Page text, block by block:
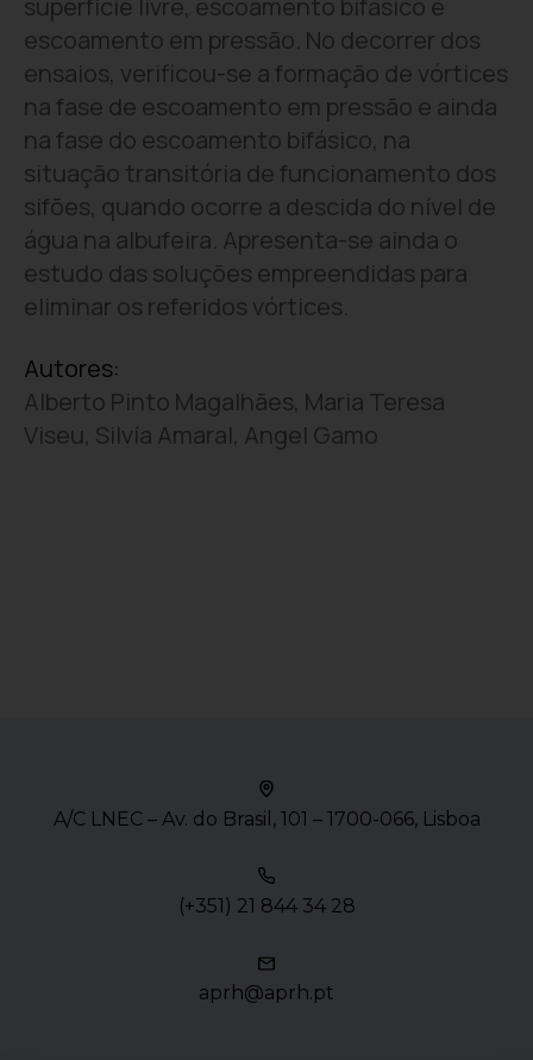
superfície livre, escoamento bifásico e
escoamento em pressão. No decorrer dos
ensaios, verificou-se a formação de vórtices
na fase de escoamento em pressão e ainda
na fase do escoamento bifásico, na
situação transitória de funcionamento dos
sifões, quando ocorre a descida do nível de
água na albufeira. Apresenta-se ainda o
estudo das soluções empreendidas para
eliminar os referidos vórtices.
Autores:
Alberto Pinto Magalhães, Maria Teresa
Viseu, Silvía Amaral, Angel Gamo
A/C LNEC – Av. do Brasil, 101 – 1700-066, Lisboa
(+351) 21 844 34 28
aprh@aprh.pt